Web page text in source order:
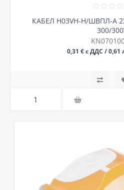
КАБЕЛ H03VH-H/ШВПЛ-А
300/
0,31 € с ДДС / 0,61